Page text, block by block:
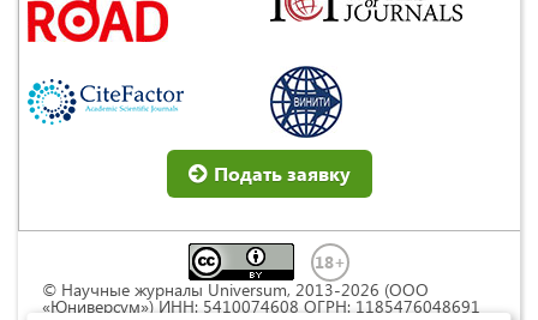
Подать заявку
© Научные журналы Universum, 2013-2026 (ООО
«Юниверсум») ИНН: 5410074608 ОГРН: 1185476048691